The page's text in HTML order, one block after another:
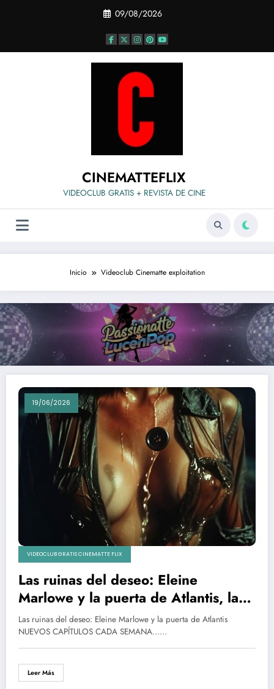
09/08/2026
CINEMATTEFLIX
VIDEOCLUB GRATIS + REVISTA DE CINE
Inicio Videoclub Cinematte exploitation
19/06/2026
VIDEOCLUB GRATIS CINEMATTE FLIX
Las ruinas del deseo: Eleine
Marlowe y la puerta de Atlantis, la
tercera novela cinematográfica de la
historia | COMPLETA
Las ruinas del deseo: Eleine Marlowe y la puerta de Atlantis
NUEVOS CAPÍTULOS CADA SEMANA...…
Leer Más